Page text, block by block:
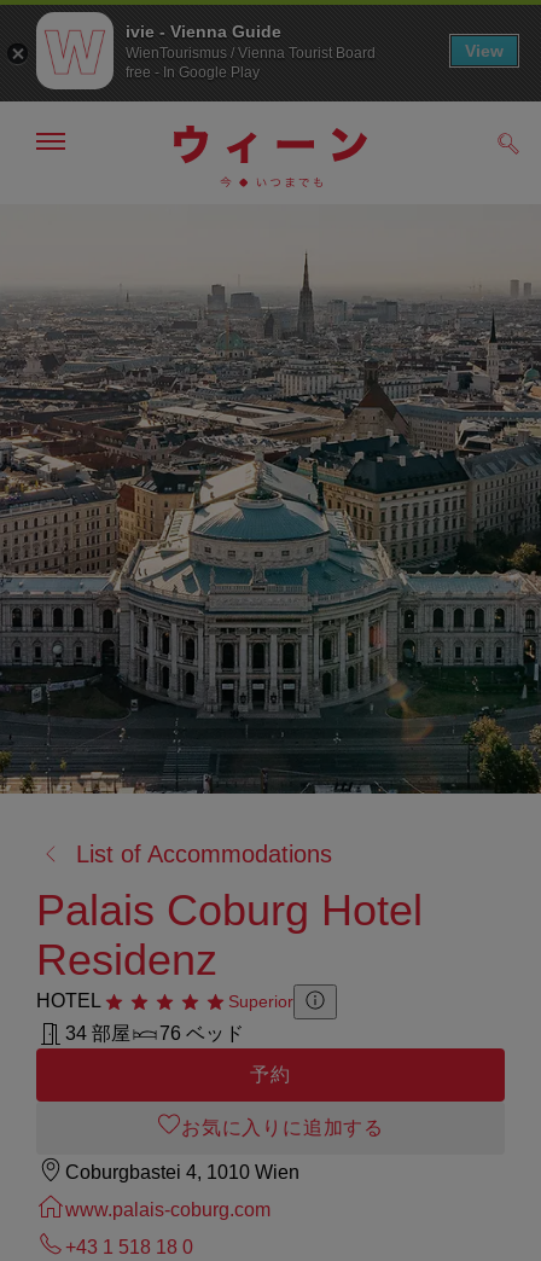
へ
ジ
の
ト
ッ
プ
へ
メ
非
表
示
る:
List of Accommodations
Palais Coburg Hotel
Residenz
HOTEL星5つ Superior
Zusatzinformation anzeigen
Zusatzinformation ausblenden
34 部屋
76 ベッド
予約
お気に入りに追加する
Coburgbastei 4, 1010 Wien
www.palais-coburg.com
+43 1 518 18 0
ivie - Vienna Guide
WienTourismus / Vienna Tourist Board
free - In Google Play
View